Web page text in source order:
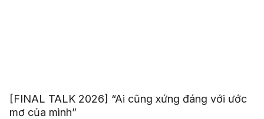
[FINAL TALK 2026] “Ai cũng xứng đáng với ước
mơ của mình”